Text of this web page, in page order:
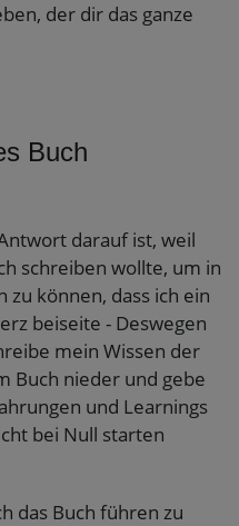
der dir das ganze
Buch
darauf ist, weil
schreiben wollte, um in
zu können, dass ich ein
beiseite - Deswegen
mein Wissen der
Buch nieder und gebe
und Learnings
bei Null starten
das Buch führen zu